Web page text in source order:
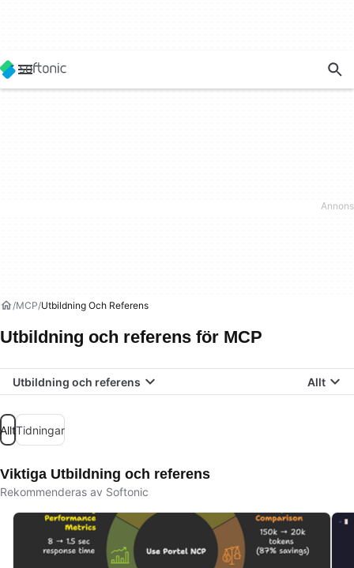
MCP Utbildning Och Referens
Utbildning och referens för MCP
Utbildning och referens Allt
AlltTidningar
Viktiga Utbildning och referens
Rekommenderas av Softonic